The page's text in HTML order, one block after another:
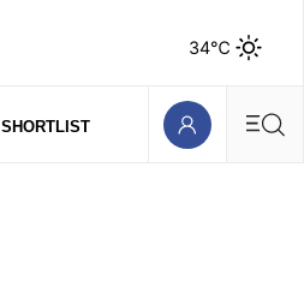
34℃
SHORTLIST